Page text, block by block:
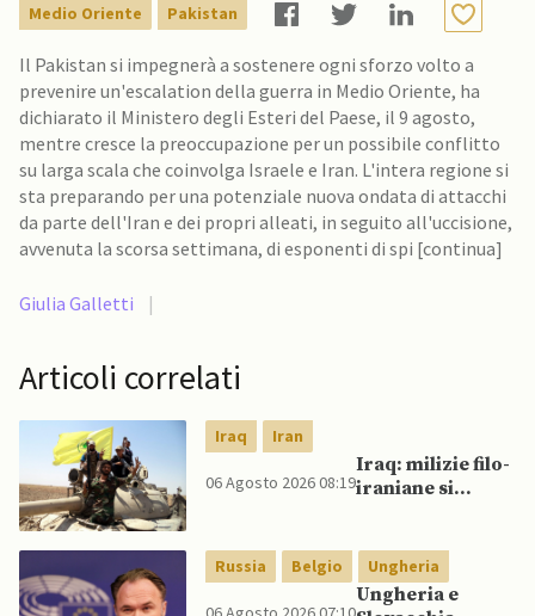
Medio Oriente Pakistan
Il Pakistan si impegnerà a sostenere ogni sforzo volto a
prevenire un'escalation della guerra in Medio Oriente, ha
dichiarato il Ministero degli Esteri del Paese, il 9 agosto,
mentre cresce la preoccupazione per un possibile conflitto
su larga scala che coinvolga Israele e Iran. L'intera regione si
sta preparando per una potenziale nuova ondata di attacchi
da parte dell'Iran e dei propri alleati, in seguito all'uccisione,
avvenuta la scorsa settimana, di esponenti di spi [continua]
Giulia Galletti |
Articoli correlati
Iraq Iran
06 Agosto 2026 08:19
Iraq: milizie filo-
iraniane si
si avvicina
scadenza di fine
settembre
Russia Belgio Ungheria
Ungheria e